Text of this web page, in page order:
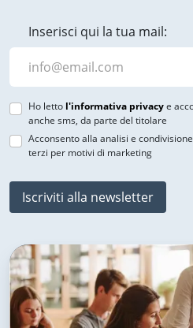
Inserisci qui la tua mail:
Ho letto l'informativa privacye
anche sms, da parte del titolare
Acconsento alla analisi e
terzi per motivi di marketing
Iscriviti alla newsletter